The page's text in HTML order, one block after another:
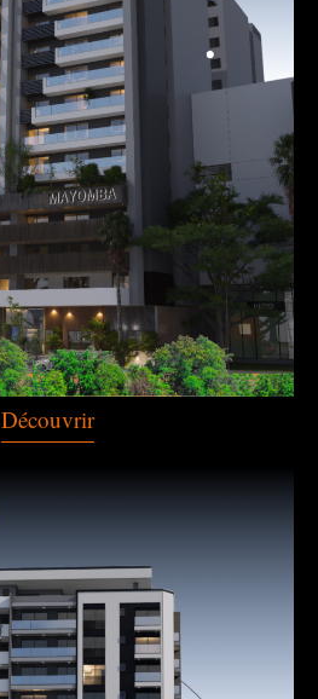
Découvrir